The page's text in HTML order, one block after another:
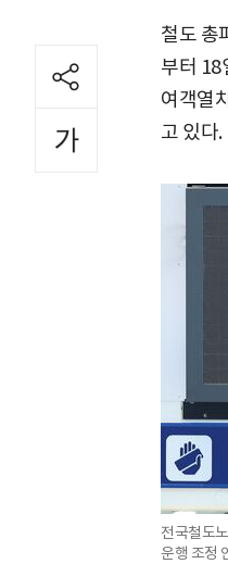
철도 총
부터 18
여객열
고 있다.
전국철도
운행 조정